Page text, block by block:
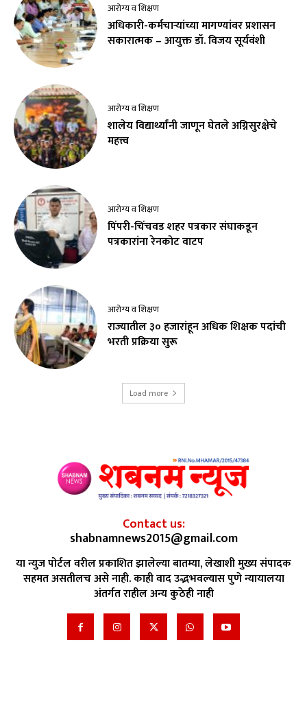
आरोग्य व शिक्षण
अधिकारी-कर्मचाऱ्यांच्या मागण्यांवर प्रशासन
सकारात्मक – आयुक्त डॉ. विजय सूर्यवंशी
आरोग्य व शिक्षण
शालेय विद्यार्थ्यांनी जाणून घेतले अग्निसुरक्षेचे
महत्त्व
आरोग्य व शिक्षण
पिंपरी-चिंचवड शहर पत्रकार संघाकडून
पत्रकारांना रेनकोट वाटप
आरोग्य व शिक्षण
राज्यातील ३० हजारांहून अधिक शिक्षक पदांची
भरती प्रक्रिया सुरू
Load more
Contact us:
shabnamnews2015@gmail.com
या न्युज पोर्टल वरील प्रकाशित झालेल्या बातम्या, लेखाशी मुख्य संपादक
सहमत असतीलच असे नाही. काही वाद उद्भभवल्यास पुणे न्यायालया
अंतर्गत राहील अन्य कुठेही नाही